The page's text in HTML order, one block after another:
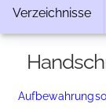
Verzeichnisse